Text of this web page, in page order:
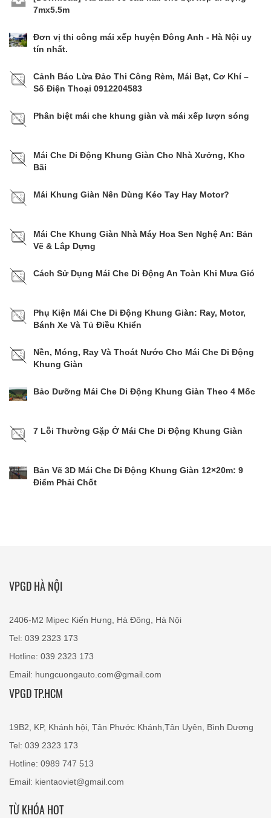
7mx5.5m
Đơn vị thi công mái xếp huyện Đông Anh - Hà Nội uy
tín nhất.
Cảnh Báo Lừa Đảo Thi Công Rèm, Mái Bạt, Cơ Khí –
Số Điện Thoại 0912204583
Phân biệt mái che khung giàn và mái xếp lượn sóng
Mái Che Di Động Khung Giàn Cho Nhà Xưởng, Kho
Bãi
Mái Khung Giàn Nên Dùng Kéo Tay Hay Motor?
Mái Che Khung Giàn Nhà Máy Hoa Sen Nghệ An: Bản
Vẽ & Lắp Dựng
Cách Sử Dụng Mái Che Di Động An Toàn Khi Mưa Gió
Phụ Kiện Mái Che Di Động Khung Giàn: Ray, Motor,
Bánh Xe Và Tủ Điều Khiển
Nền, Móng, Ray Và Thoát Nước Cho Mái Che Di Động
Khung Giàn
Bảo Dưỡng Mái Che Di Động Khung Giàn Theo 4 Mốc
7 Lỗi Thường Gặp Ở Mái Che Di Động Khung Giàn
Bản Vẽ 3D Mái Che Di Động Khung Giàn 12×20m: 9
Điểm Phải Chốt
VPGD HÀ NỘI
2406-M2 Mipec Kiến Hưng, Hà Đông, Hà Nội
Tel: 039 2323 173
Hotline: 039 2323 173
Email: hungcuongauto.com@gmail.com
VPGD TP.HCM
19B2, KP, Khánh hội, Tân Phước Khánh,Tân Uyên, Bình Dương
Tel: 039 2323 173
Hotline: 0989 747 513
Email: kientaoviet@gmail.com
TỪ KHÓA HOT